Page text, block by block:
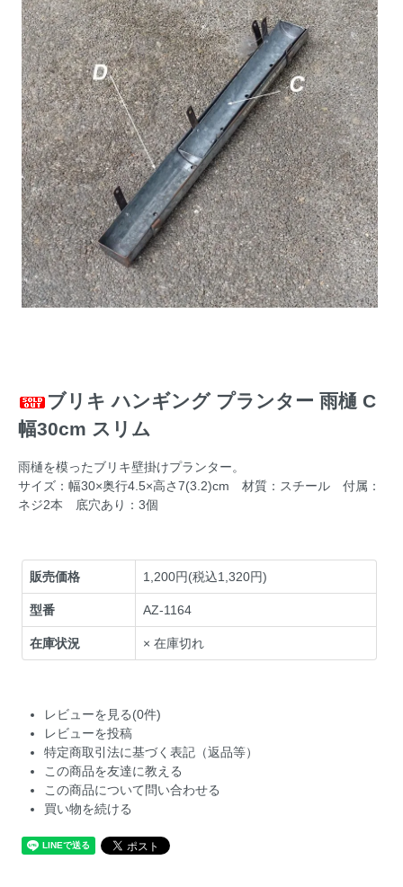
ブリキ ハンギング プランター 雨樋 C
幅30cm スリム
雨樋を模ったブリキ壁掛けプランター。
サイズ：幅30×奥行4.5×高さ7(3.2)cm 材質：スチール 付属：
ネジ2本 底穴あり：3個
販売価格 1,200円(税込1,320円)
型番 AZ-1164
在庫状況 × 在庫切れ
レビューを見る(0件)
レビューを投稿
特定商取引法に基づく表記（返品等）
この商品を友達に教える
この商品について問い合わせる
買い物を続ける